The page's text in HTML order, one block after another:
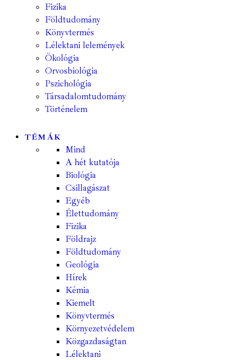
Fizika
Földtudomány
Könyvtermés
Lélektani lelemények
Ökológia
Orvosbiológia
Pszichológia
Társadalomtudomány
Történelem
TÉMÁK
Mind
A hét kutatója
Biológia
Csillagászat
Egyéb
Élettudomány
Fizika
Földrajz
Földtudomány
Geológia
Hírek
Kémia
Kiemelt
Könyvtermés
Környezetvédelem
Közgazdaságtan
Lélektani